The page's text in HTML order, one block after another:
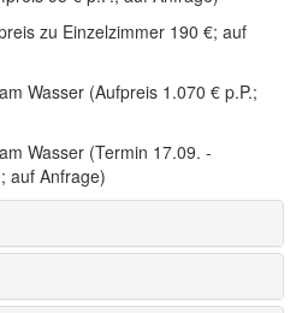
zu Einzelzimmer 190 €; auf
Wasser (Aufpreis 1.070 € p.P.;
Wasser (Termin 17.09. -
auf Anfrage)